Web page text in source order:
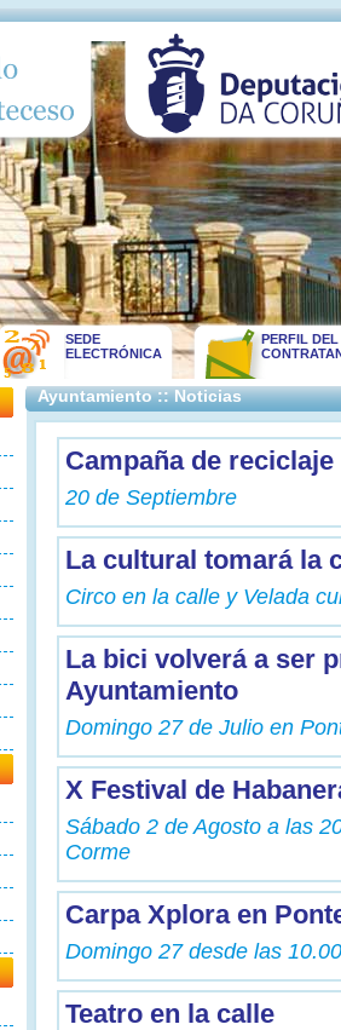
SEDE
ELECTRÓNICA
PERFIL DEL
Ayuntamiento :: Noticias
Campaña de reciclaje
20 de Septiembre
La cultural tomará la
Circo en la calle y Velada
La bici volverá a ser
Ayuntamiento
Domingo 27 de Julio en
X Festival de
Sábado 2 de Agosto a las
Corme
Carpa Xplora en
Domingo 27 desde las
Teatro en la calle